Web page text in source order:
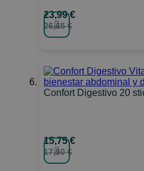
23,99 €
26,65 €
Confort Digestivo 20
15,75 €
17,50 €